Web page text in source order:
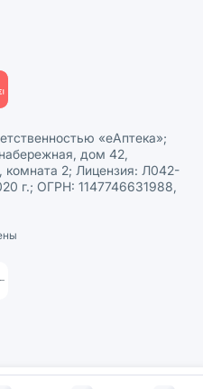
персональных данных
«еАптека»;
дом 42,
2; Лицензия: Л042-
г.; ОГРН: 1147746631988,